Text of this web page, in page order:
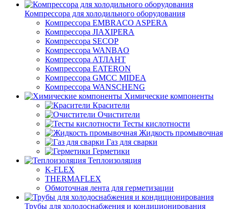
Компрессора для холодильного оборудования
Компрессора EMBRACO ASPERA
Компрессора JIAXIPERA
Компрессора SECOP
Компрессора WANBAO
Компрессора АТЛАНТ
Компрессора EATERON
Компрессора GMCC MIDEA
Компрессора WANSCHENG
Химические компоненты
Красители
Очистители
Тесты кислотности
Жидкость промывочная
Газ для сварки
Герметики
Теплоизоляция
K-FLEX
THERMAFLEX
Обмоточная лента для герметизации
Трубы для холодоснабжения и кондиционирования